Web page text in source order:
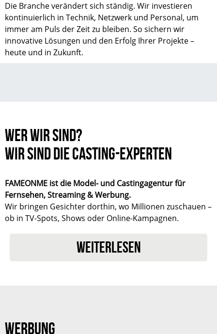
Die Branche verändert sich ständig. Wir investieren
kontinuierlich in Technik, Netzwerk und Personal, um
immer am Puls der Zeit zu bleiben. So sichern wir
innovative Lösungen und den Erfolg Ihrer Projekte –
heute und in Zukunft.
WER WIR SIND?
WIR SIND DIE CASTING-EXPERTEN
FAMEONME ist die Model- und Castingagentur für
Fernsehen, Streaming & Werbung.
Wir bringen Gesichter dorthin, wo Millionen zuschauen –
ob in TV-Spots, Shows oder Online-Kampagnen.
Als Full-Service-Agentur mit Sitz in Köln übernehmen wir
den kompletten Casting-Prozess: von der bundesweiten
WEITERLESEN
WERBUNG